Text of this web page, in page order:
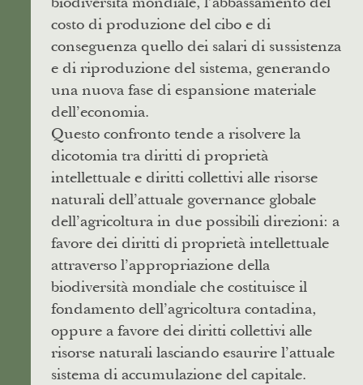
costo di produzione del cibo e di
conseguenza quello dei salari di sussistenza
e di riproduzione del sistema, generando
una nuova fase di espansione materiale
dell’economia.
Questo confronto tende a risolvere la
dicotomia tra diritti di proprietà
intellettuale e diritti collettivi alle risorse
naturali dell’attuale governance globale
dell’agricoltura in due possibili direzioni: a
favore dei diritti di proprietà intellettuale
attraverso l’appropriazione della
biodiversità mondiale che costituisce il
fondamento dell’agricoltura contadina,
oppure a favore dei diritti collettivi alle
risorse naturali lasciando esaurire l’attuale
sistema di accumulazione del capitale.